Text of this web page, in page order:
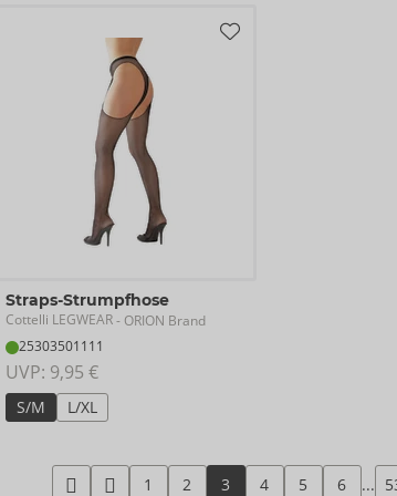
Straps-Strumpfhose
Cottelli LEGWEAR- ORION Brand
25303501111
UVP: 9,95 €
S/M L/XL
1 2 3 4 5 6 ...